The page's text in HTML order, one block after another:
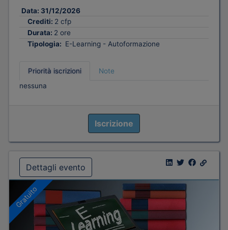
Data: 31/12/2026
Crediti: 2 cfp
Durata: 2 ore
Tipologia: E-Learning - Autoformazione
Priorità iscrizioni
Note
nessuna
Iscrizione
Dettagli evento
Gratuito